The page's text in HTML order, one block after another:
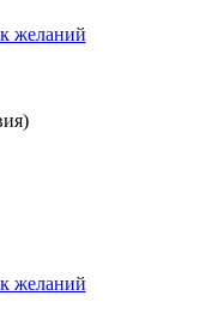
желаний
желаний